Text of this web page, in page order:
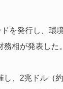
を発行し、環
相が発表した。
、2兆ドル（